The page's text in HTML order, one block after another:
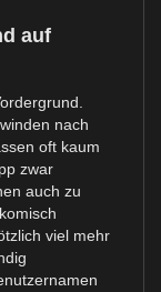
auf
nach
oft kaum
zwar
auch zu
viel mehr